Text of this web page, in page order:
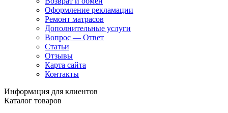
Оформление рекламации
Ремонт матрасов
Дополнительные услуги
Вопрос — Ответ
Статьи
Отзывы
Карта сайта
Контакты
Информация для клиентов
Каталог товаров